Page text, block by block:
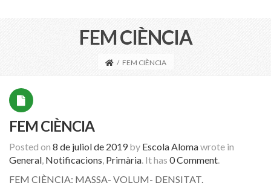
FEM CIÈNCIA
/ FEM CIÈNCIA
FEM CIÈNCIA
Posted on 8 de juliol de 2019 by Escola Alomawrote in
General, Notificacions, Primària. It has 0 Comment.
FEM CIÈNCIA: MASSA- VOLUM- DENSITAT.